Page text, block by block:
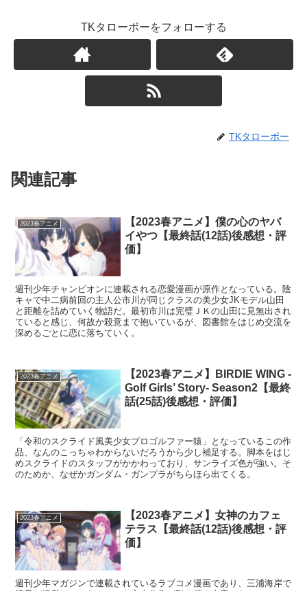
TKタローボーをフォローする
TKタローボー
関連記事
2023春アニメ
【2023春アニメ】僕の心のヤバ
イやつ【最終話(12話)後感想・評
価】
週刊少年チャンピオンに連載される恋愛漫画が原作となっている。陰
キャで中二病前回の主人公市川が同じクラスの美少女JKモデル山田
と距離を詰めていく物語だ。最初市川は完璧ＪＫの山田に見無出され
ていると感じ、何故か殺意まで抱いているが、図書館をはじめ交流を
深めるごとに恋に落ちていく。
2023春アニメ
【2023春アニメ】BIRDIE WING -
Golf Girls’ Story- Season2【最終
話(25話)後感想・評価】
「令和のスクライド風美少女プロゴルファー猿」となっているこの作
品、なんのこっちゃわからないだろうから少し補足する。脚本をはじ
めスクライドのスタッフがかかわっており、サンライズ色が強い。そ
のためか、なぜかガンダム・ガンプラがちらほら出てくる。
2023春アニメ
【2023春アニメ】女神のカフェ
テラス【最終話(12話)後感想・評
価】
週刊少年マガジンで連載されているラブコメ漫画であり、三浦海岸で